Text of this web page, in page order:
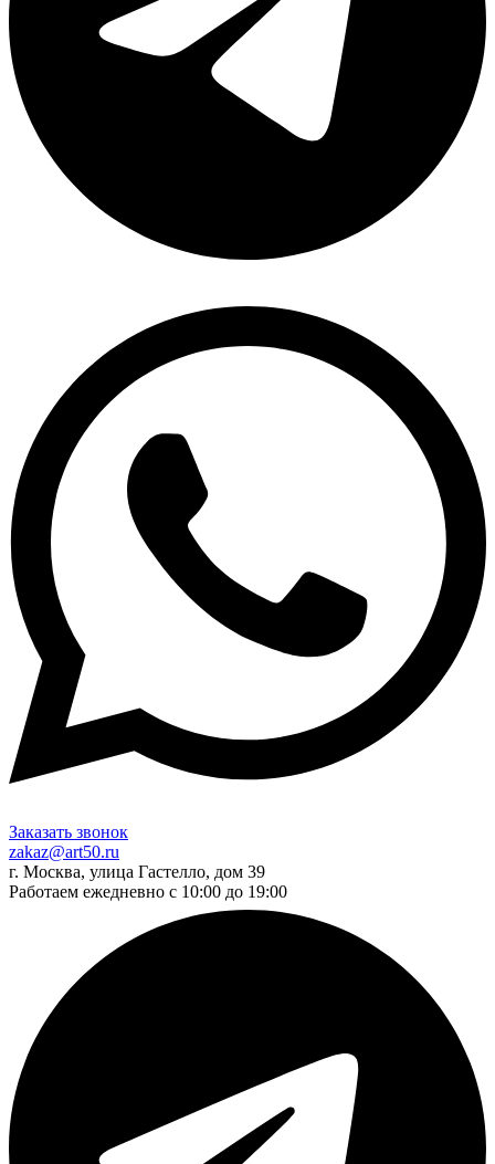
Заказать звонок
zakaz@art50.ru
г. Москва, улица Гастелло, дом 39
Работаем ежедневно с 10:00 до 19:00